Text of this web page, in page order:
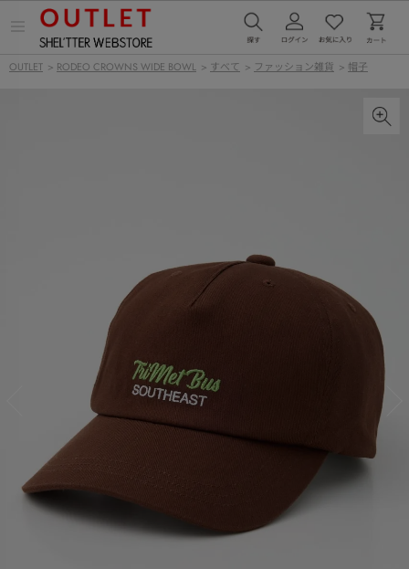
ー
OUTLET > RODEO CROWNS WIDE BOWL > すべて > ファッション雑貨 > 帽子